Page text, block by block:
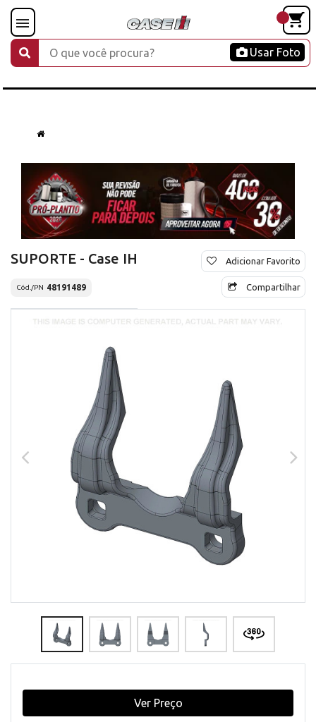
Usar Foto
SUPORTE - Case IH
Cód./PN 48191489
Adicionar Favorito
Compartilhar
Ver Preço